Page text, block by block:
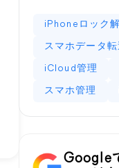
iPhoneロック
スマホデータ転
iCloud管理
スマホ管理
Google